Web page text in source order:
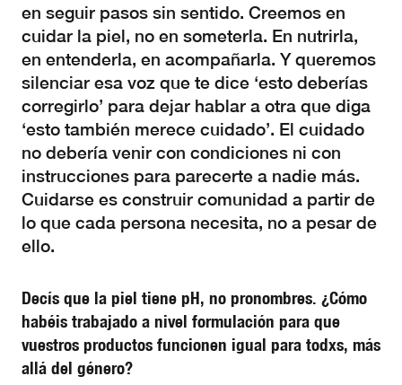
en seguir pasos sin sentido. Creemos en
cuidar la piel, no en someterla. En nutrirla,
en entenderla, en acompañarla. Y queremos
silenciar esa voz que te dice ‘esto deberías
corregirlo’ para dejar hablar a otra que diga
‘esto también merece cuidado’. El cuidado
no debería venir con condiciones ni con
instrucciones para parecerte a nadie más.
Cuidarse es construir comunidad a partir de
lo que cada persona necesita, no a pesar de
ello.
Decís que la piel tiene pH, no pronombres. ¿Cómo
habéis trabajado a nivel formulación para que
vuestros productos funcionen igual para todxs, más
allá del género?